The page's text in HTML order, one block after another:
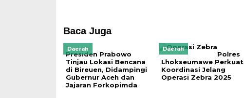
Baca Juga
Daerah
Presiden Prabowo
Tinjau Lokasi Bencana
di Bireuen, Didampingi
Gubernur Aceh dan
Jajaran Forkopimda
Daerah
Polres
Lhokseumawe Perkuat
Koordinasi Jelang
Operasi Zebra 2025